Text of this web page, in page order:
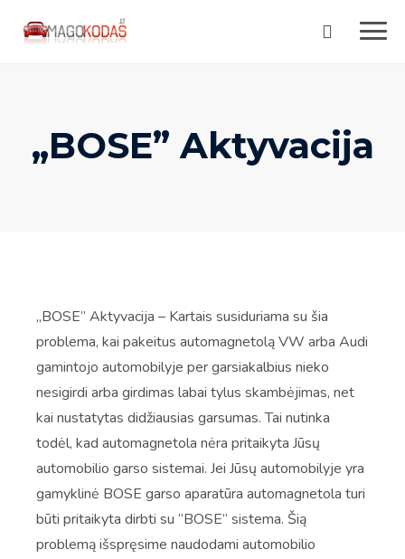
„BOSE” Aktyvacija
„BOSE” Aktyvacija – Kartais susiduriama su šia
problema, kai pakeitus automagnetolą VW arba Audi
gamintojo automobilyje per garsiakalbius nieko
nesigirdi arba girdimas labai tylus skambėjimas, net
kai nustatytas didžiausias garsumas. Tai nutinka
todėl, kad automagnetola nėra pritaikyta Jūsų
automobilio garso sistemai. Jei Jūsų automobilyje yra
gamyklinė BOSE garso aparatūra automagnetola turi
būti pritaikyta dirbti su “BOSE” sistema. Šią
problemą išspręsime naudodami automobilio